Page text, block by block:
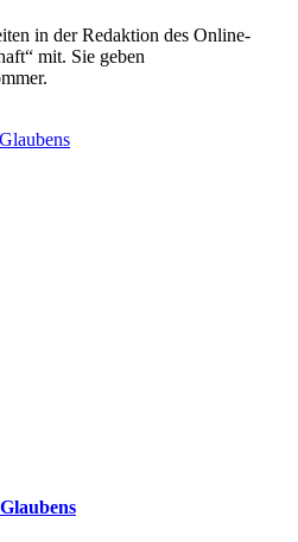
in der Redaktion des Online-
mit. Sie geben